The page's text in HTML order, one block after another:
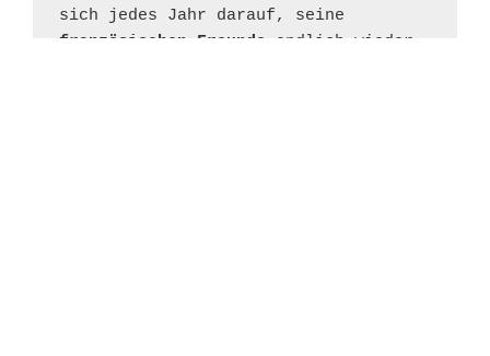
französischen Freunde
endlich wieder